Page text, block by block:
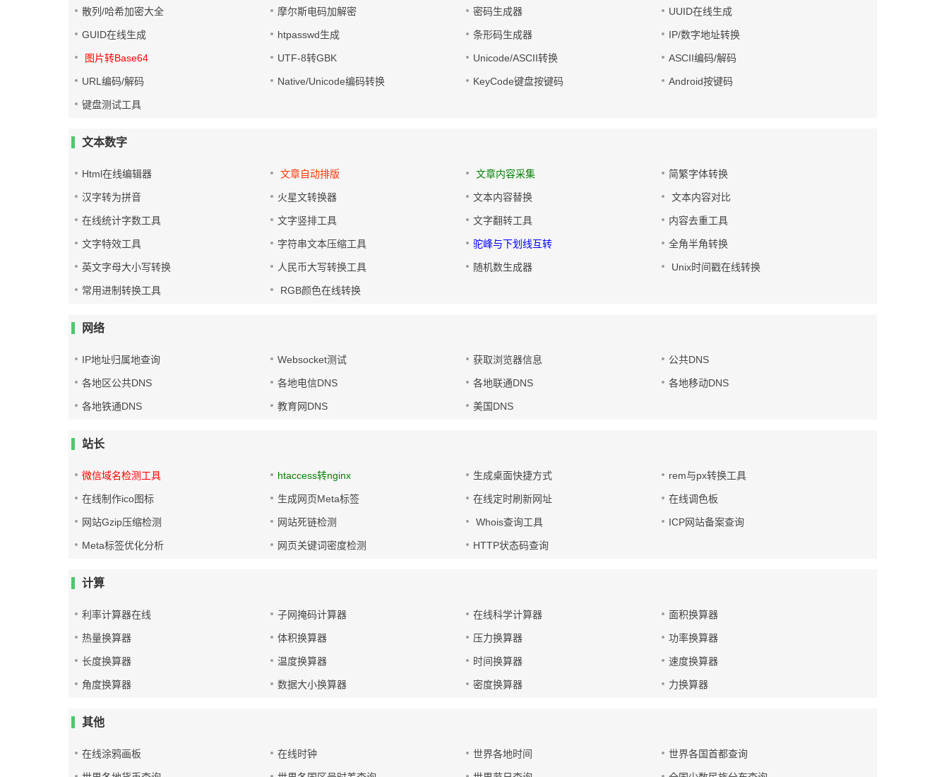
散列/哈希加密大全 摩尔斯电码加解密 密码生成器 UUID在线生成
GUID在线生成 htpasswd生成 条形码生成器 IP/数字地址转换
图片转Base64 UTF-8转GBK Unicode/ASCII转换 ASCII编码/解码
URL编码/解码 Native/Unicode编码转换 KeyCode键盘按键码 Android按键码
键盘测试工具
文本数字
Html在线编辑器 文章自动排版 文章内容采集 简繁字体转换
汉字转为拼音 火星文转换器 文本内容替换 文本内容对比
在线统计字数工具 文字竖排工具 文字翻转工具 内容去重工具
文字特效工具 字符串文本压缩工具 驼峰与下划线互转 全角半角转换
英文字母大小写转换 人民币大写转换工具 随机数生成器 Unix时间戳在线转换
常用进制转换工具 RGB颜色在线转换
网络
IP地址归属地查询 Websocket测试 获取浏览器信息 公共DNS
各地区公共DNS 各地电信DNS 各地联通DNS 各地移动DNS
各地铁通DNS 教育网DNS 美国DNS
站长
微信域名检测工具 htaccess转nginx 生成桌面快捷方式 rem与px转换工具
在线制作ico图标 生成网页Meta标签 在线定时刷新网址 在线调色板
网站Gzip压缩检测 网站死链检测 Whois查询工具 ICP网站备案查询
Meta标签优化分析 网页关键词密度检测 HTTP状态码查询
计算
利率计算器在线 子网掩码计算器 在线科学计算器 面积换算器
热量换算器 体积换算器 压力换算器 功率换算器
长度换算器 温度换算器 时间换算器 速度换算器
角度换算器 数据大小换算器 密度换算器 力换算器
其他
在线涂鸦画板 在线时钟 世界各地时间 世界各国首都查询